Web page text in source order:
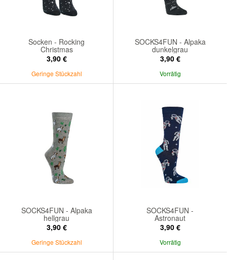
Socken - Rocking
Christmas
3,90 €
Geringe Stückzahl
SOCKS4FUN - Alpaka
dunkelgrau
3,90 €
Vorrätig
SOCKS4FUN - Alpaka
hellgrau
3,90 €
Geringe Stückzahl
SOCKS4FUN -
Astronaut
3,90 €
Vorrätig